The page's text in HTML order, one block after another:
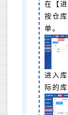
在【
按仓
单。
进入
际的